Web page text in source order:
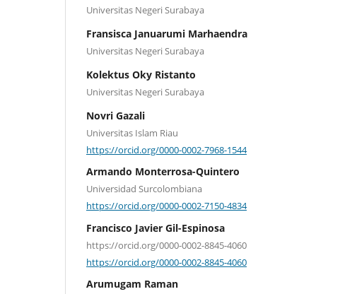
Universitas Negeri Surabaya
Fransisca Januarumi Marhaendra
Universitas Negeri Surabaya
Kolektus Oky Ristanto
Universitas Negeri Surabaya
Novri Gazali
Universitas Islam Riau
https://orcid.org/0000-0002-7968-1544
Armando Monterrosa-Quintero
Universidad Surcolombiana
https://orcid.org/0000-0002-7150-4834
Francisco Javier Gil-Espinosa
https://orcid.org/0000-0002-8845-4060
https://orcid.org/0000-0002-8845-4060
Arumugam Raman